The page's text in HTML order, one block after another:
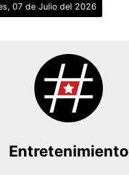
07 de Julio del 2026
Entretenimiento